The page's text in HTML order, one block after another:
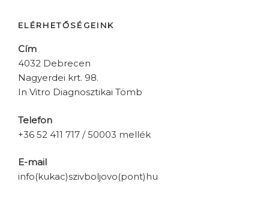
ELÉRHETŐSÉGEINK
Cím
4032 Debrecen
Nagyerdei krt. 98.
In Vitro Diagnosztikai Tömb
Telefon
+36 52 411 717 / 50003 mellék
E-mail
info(kukac)szivboljovo(pont)hu